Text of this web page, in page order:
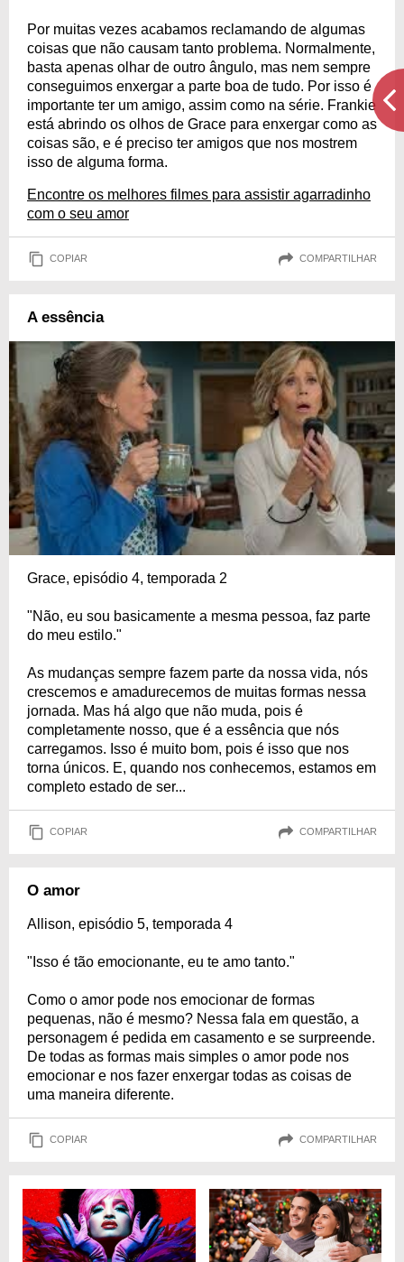
Por muitas vezes acabamos reclamando de algumas
coisas que não causam tanto problema. Normalmente,
basta apenas olhar de outro ângulo, mas nem sempre
conseguimos enxergar a parte boa de tudo. Por isso é
importante ter um amigo, assim como na série. Frankie
está abrindo os olhos de Grace para enxergar como as
coisas são, e é preciso ter amigos que nos mostrem
isso de alguma forma.
Encontre os melhores filmes para assistir agarradinho
com o seu amor
COPIAR COMPARTILHAR
A essência
Grace, episódio 4, temporada 2
"Não, eu sou basicamente a mesma pessoa, faz parte
do meu estilo."
As mudanças sempre fazem parte da nossa vida, nós
crescemos e amadurecemos de muitas formas nessa
jornada. Mas há algo que não muda, pois é
completamente nosso, que é a essência que nós
carregamos. Isso é muito bom, pois é isso que nos
torna únicos. E, quando nos conhecemos, estamos em
completo estado de ser...
COPIAR COMPARTILHAR
O amor
Allison, episódio 5, temporada 4
"Isso é tão emocionante, eu te amo tanto."
Como o amor pode nos emocionar de formas
pequenas, não é mesmo? Nessa fala em questão, a
personagem é pedida em casamento e se surpreende.
De todas as formas mais simples o amor pode nos
emocionar e nos fazer enxergar todas as coisas de
uma maneira diferente.
COPIAR COMPARTILHAR